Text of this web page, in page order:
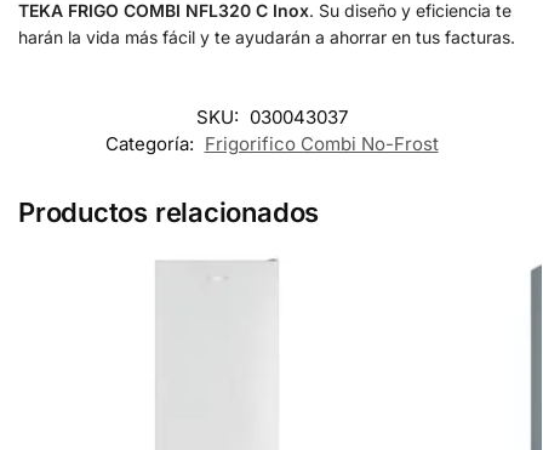
TEKA FRIGO COMBI NFL320 C Inox. Su diseño y eficiencia te
harán la vida más fácil y te ayudarán a ahorrar en tus facturas.
SKU: 030043037
Categoría: Frigorifico Combi No-Frost
Productos relacionados